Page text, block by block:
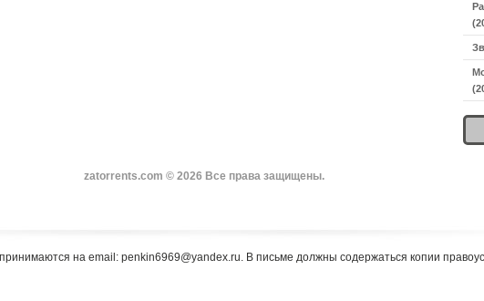
zatorrents.com © 2026 Все права защищены.
на email: penkin6969@yandex.ru. В письме должны содержаться копии